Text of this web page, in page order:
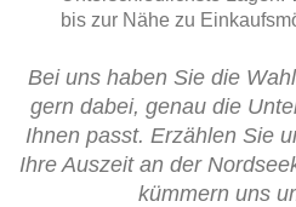
bis zur Nähe zu
Bei uns haben Sie die
gern dabei, genau die
Ihnen passt. Erzählen Sie
Ihre Auszeit an der
kümmern uns